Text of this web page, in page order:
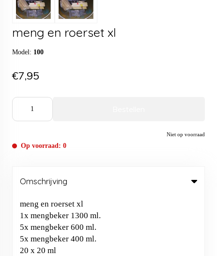
meng en roerset xl
Model: 100
€7,95
Niet op voorraad
Op voorraad: 0
Omschrijving
meng en roerset xl
1x mengbeker 1300 ml.
5x mengbeker 600 ml.
5x mengbeker 400 ml.
20 x 20 ml